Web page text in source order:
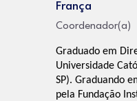
França
Coordenador(a)
Graduado em
Universidade
SP). Graduando
pela Fundação